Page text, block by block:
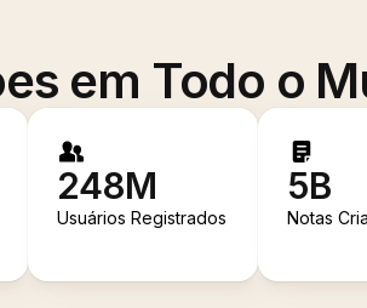
em Todo o
248M
Usuários Registrados
5B
Notas